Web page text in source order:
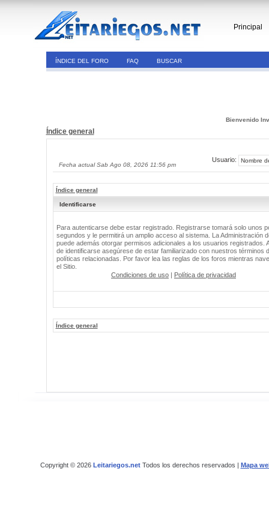
Principal
ÍNDICE DEL FORO FAQ BUSCAR
Bienvenido
Índice general
Fecha actual Sab Ago 08, 2026 11:56 pm
Usuario:
Índice general
Identificarse
Para autenticarse debe estar registrado. Registrarse tomará solo unos
segundos y le permitirá un amplio acceso al sistema. La Administración
puede además otorgar permisos adicionales a los usuarios registrados.
de identificarse asegúrese de estar familiarizado con nuestros términos
políticas relacionadas. Por favor lea las reglas de los foros mientras
el Sitio.
Condiciones de uso | Política de privacidad
Índice general
Copyright © 2026 Leitariegos.netTodos los derechos reservados | Mapa